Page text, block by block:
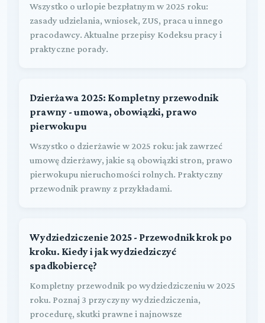
Wszystko o urlopie bezpłatnym w 2025 roku:
zasady udzielania, wniosek, ZUS, praca u innego
pracodawcy. Aktualne przepisy Kodeksu pracy i
praktyczne porady.
Dzierżawa 2025: Kompletny przewodnik
prawny - umowa, obowiązki, prawo
pierwokupu
Wszystko o dzierżawie w 2025 roku: jak zawrzeć
umowę dzierżawy, jakie są obowiązki stron, prawo
pierwokupu nieruchomości rolnych. Praktyczny
przewodnik prawny z przykładami.
Wydziedziczenie 2025 - Przewodnik krok po
kroku. Kiedy i jak wydziedziczyć
spadkobiercę?
Kompletny przewodnik po wydziedziczeniu w 2025
roku. Poznaj 3 przyczyny wydziedziczenia,
procedurę, skutki prawne i najnowsze